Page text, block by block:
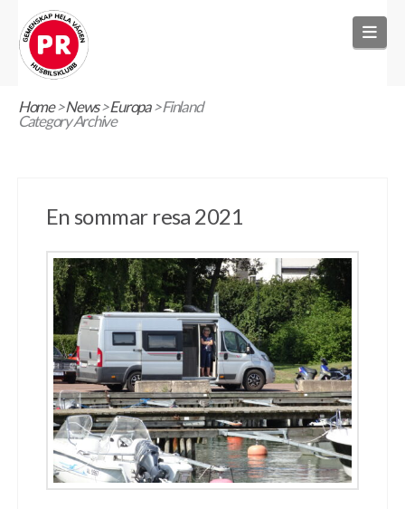
Home>News>Europa>Finland
Category Archive
En sommar resa 2021